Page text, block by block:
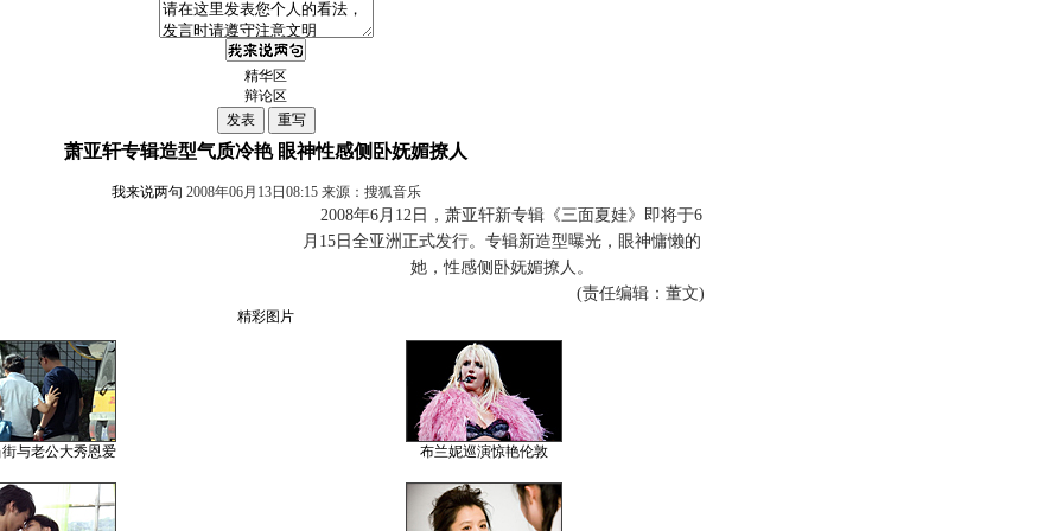
精华区
辩论区
萧亚轩专辑造型气质冷艳 眼神性感侧卧妩媚撩人
我来说两句 2008年06月13日08:15 来源：搜狐音乐
2008年6月12日，萧亚轩新专辑《三面夏娃》即将于6
月15日全亚洲正式发行。专辑新造型曝光，眼神慵懒的
她，性感侧卧妩媚撩人。
(责任编辑：董文)
精彩图片
与老公大秀恩爱 布兰妮巡演惊艳伦敦